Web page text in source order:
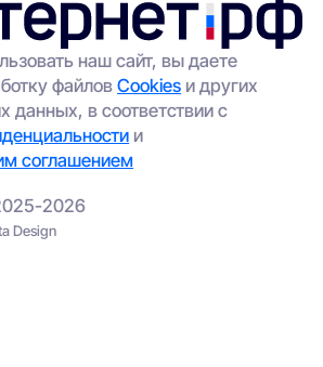
наш сайт, вы даете
файловCookies и других
данных, в соответствии с
и
соглашением
2026
Design